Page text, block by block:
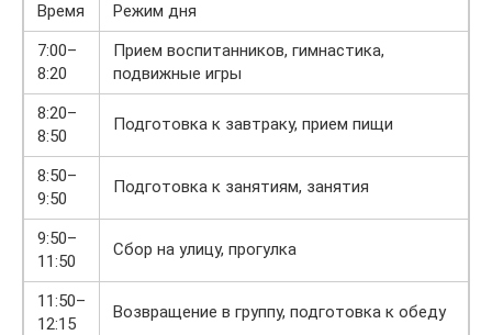
Время
Режим дня
7:00–
8:20
Прием воспитанников, гимнастика,
подвижные игры
8:20–
8:50
Подготовка к завтраку, прием пищи
8:50–
9:50
Подготовка к занятиям, занятия
9:50–
11:50
Сбор на улицу, прогулка
11:50–
12:15
Возвращение в группу, подготовка к обеду